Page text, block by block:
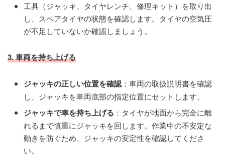
工具（ジャッキ、タイヤレンチ、修理キット）を取り出
し、スペアタイヤの状態を確認します。タイヤの空気圧
が不足していないか確認しましょう。
3. 車両を持ち上げる
ジャッキの正しい位置を確認 ：車両の取扱説明書を確認
し、ジャッキを車両底部の指定位置にセットします。
ジャッキで車を持ち上げる ：タイヤが地面から完全に離
れるまで慎重にジャッキを回します。作業中の不安定な
動きを防ぐため、ジャッキの安定性を確認してくださ
い。